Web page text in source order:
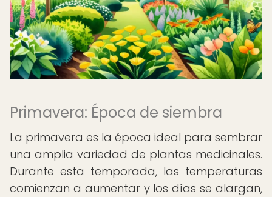
Primavera: Época de siembra
La primavera es la época ideal para sembrar
una amplia variedad de plantas medicinales.
Durante esta temporada, las temperaturas
comienzan a aumentar y los días se alargan,